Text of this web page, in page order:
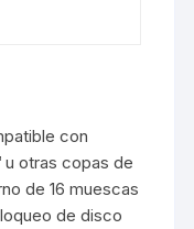
con
u otras copas de
de 16 muescas
de disco